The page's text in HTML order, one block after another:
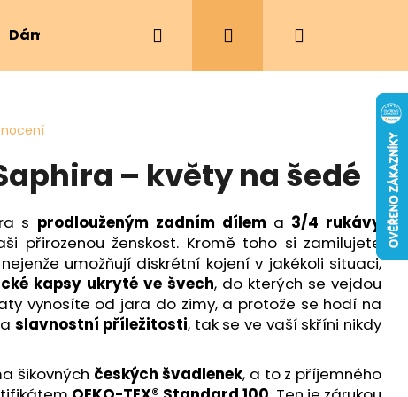
Dámské oblečení Ergonomická nosítka
Hledat PřihlášeníNákupní
– květy na šedé
s prodlouženým zadním dílem a 3/4 rukávy
přirozenou ženskost. Kromě toho si zamilujete
umožňují diskrétní kojení v jakékoli situaci,
kapsy ukryté ve švech, do kterých se vejdou
vynosíte od jara do zimy, a protože se hodí na
slavnostní příležitosti, tak se ve vaší skříni nikdy
šikovných českých švadlenek, a to z příjemného